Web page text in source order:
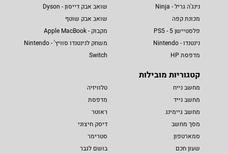
נינג'ה גריל - Ninja
מכונת קפה
פלסטיישן 5 - PS5
נינטנדו - Nintendo
מדפסת HP
שואב אבק דייסון - Dyson
שואב אבק שוטף
מקבוק - Apple MacBook
משחק לנינטנדו סוויץ' - Nintendo
Switch
קטגוריות מובילות
מחשב נייח
מחשב נייד
מחשב גיימינג
מסך מחשב
סמארטפון
שעון חכם
טלוויזיה
מדפסת
ראוטר
דיסק חיצוני
סטרימר
בושם לגבר